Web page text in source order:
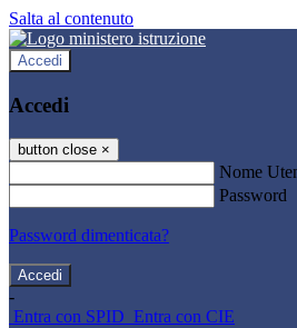
Salta al contenuto
Accedi
Accedi
button close ×
Nome
Password
Password dimenticata?
-
Entra con SPID Entra con CIE